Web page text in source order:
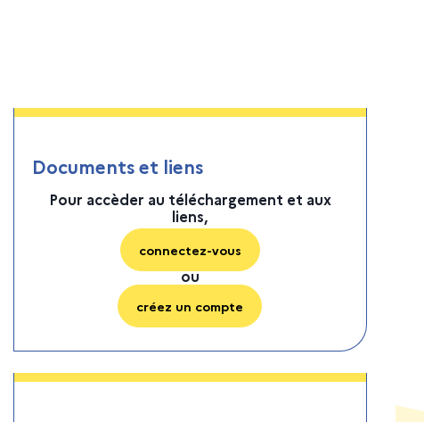
Documents et liens
Pour accèder au téléchargement et aux
liens,
connectez-vous
ou
créez un compte